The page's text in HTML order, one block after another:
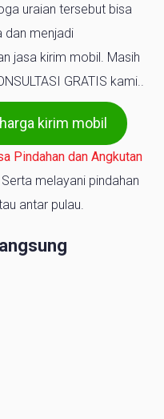
uraian tersebut bisa
dan menjadi
jasa kirim mobil. Masih
GRATIS kami..
kirim mobil
Pindahan dan Angkutan
melayani pindahan
antar pulau.